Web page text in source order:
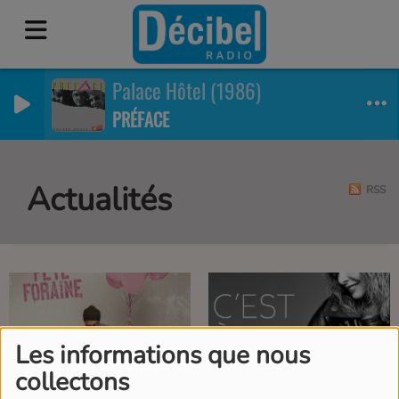
Les informations que nous
collectons
Palace Hôtel (1986)
PRÉFACE
Actualités RSS